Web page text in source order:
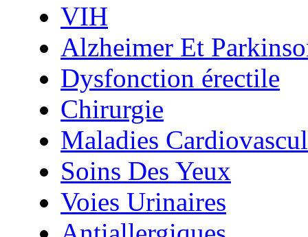
VIH
Alzheimer Et
Dysfonction érectile
Chirurgie
Maladies
Soins Des Yeux
Voies Urinaires